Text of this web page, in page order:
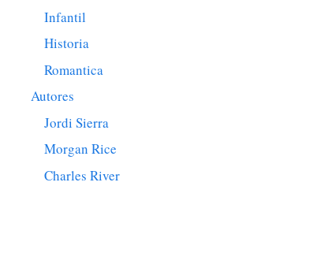
Infantil
Historia
Romantica
Autores
Jordi Sierra
Morgan Rice
Charles River